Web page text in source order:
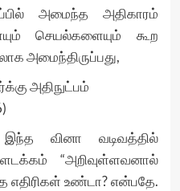
அமைந்த அதிகாரம்
செயல்களையும் கூற
அமைந்திருப்பது,
அதிநுட்பம்
இந்த வினா வடிவத்தில்
“அறிவுள்ளவனால்
எதிரிகள் உண்டா? என்பதே.